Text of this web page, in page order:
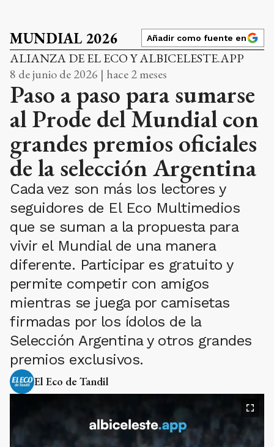
MUNDIAL 2026 Añadir como fuente en
ALIANZA DE EL ECO Y ALBICELESTE.APP
8 de junio de 2026 | hace 2 meses
Paso a paso para sumarse
al Prode del Mundial con
grandes premios oficiales
de la selección Argentina
Cada vez son más los lectores y
seguidores de El Eco Multimedios
que se suman a la propuesta para
vivir el Mundial de una manera
diferente. Participar es gratuito y
permite competir con amigos
mientras se juega por camisetas
firmadas por los ídolos de la
Selección Argentina y otros grandes
premios exclusivos.
El Eco de Tandil